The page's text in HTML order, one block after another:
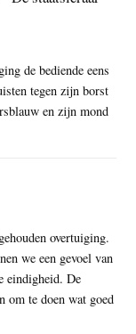
de bediende eens
tegen zijn borst
en zijn mond
overtuiging.
we een gevoel van
eindigheid. De
om te doen wat goed